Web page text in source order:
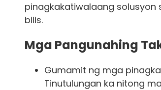
pinagkakatiwalaang solusyon
bilis.
Mga Pangunahing
Gumamit ng mga
Tinutulungan ka nitong